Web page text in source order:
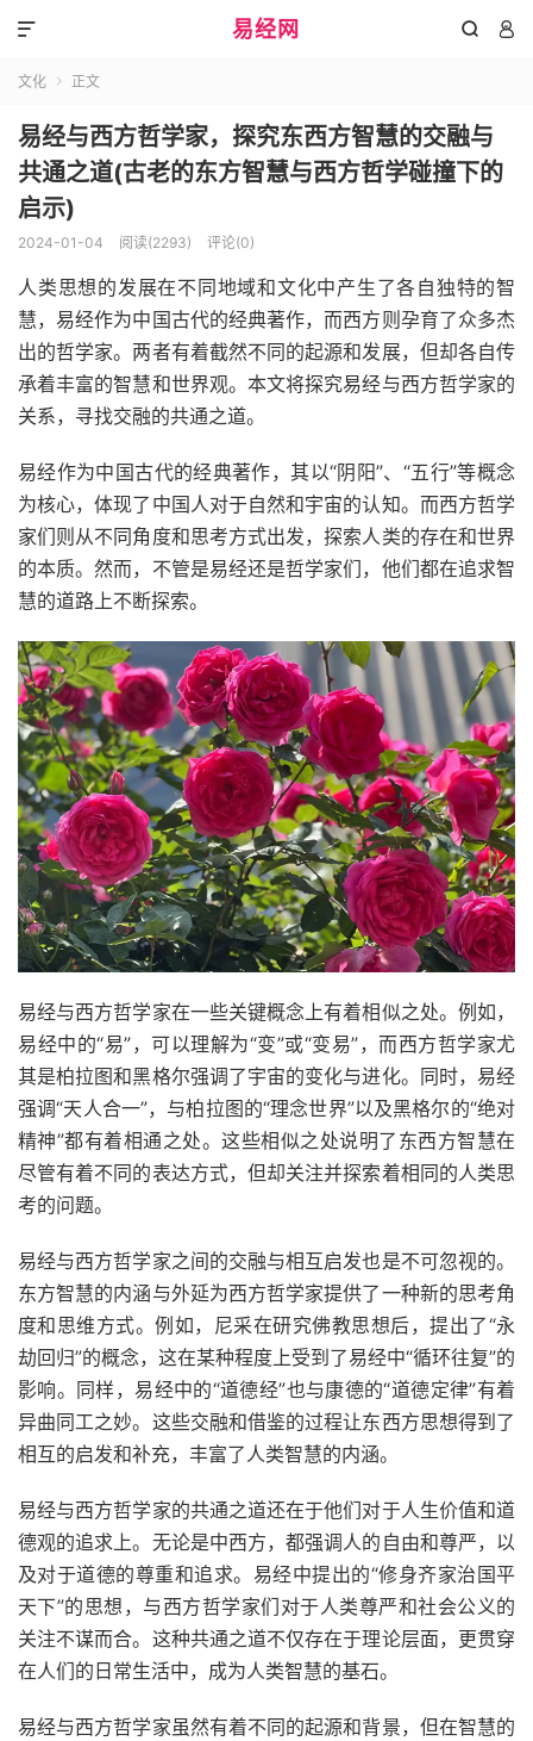
易经网  

文化  正文
易经与西方哲学家，探究东西方智慧的交融与
共通之道(古老的东方智慧与西方哲学碰撞下的
启示)
2024-01-04 阅读(2293) 评论(0)
人类思想的发展在不同地域和文化中产生了各自独特的智
慧，易经作为中国古代的经典著作，而西方则孕育了众多杰
出的哲学家。两者有着截然不同的起源和发展，但却各自传
承着丰富的智慧和世界观。本文将探究易经与西方哲学家的
关系，寻找交融的共通之道。
易经作为中国古代的经典著作，其以“阴阳”、“五行”等概念
为核心，体现了中国人对于自然和宇宙的认知。而西方哲学
家们则从不同角度和思考方式出发，探索人类的存在和世界
的本质。然而，不管是易经还是哲学家们，他们都在追求智
慧的道路上不断探索。
易经与西方哲学家在一些关键概念上有着相似之处。例如，
易经中的“易”，可以理解为“变”或“变易”，而西方哲学家尤
其是柏拉图和黑格尔强调了宇宙的变化与进化。同时，易经
强调“天人合一”，与柏拉图的“理念世界”以及黑格尔的“绝对
精神”都有着相通之处。这些相似之处说明了东西方智慧在
尽管有着不同的表达方式，但却关注并探索着相同的人类思
考的问题。
易经与西方哲学家之间的交融与相互启发也是不可忽视的。
东方智慧的内涵与外延为西方哲学家提供了一种新的思考角
度和思维方式。例如，尼采在研究佛教思想后，提出了“永
劫回归”的概念，这在某种程度上受到了易经中“循环往复”的
影响。同样，易经中的“道德经”也与康德的“道德定律”有着
异曲同工之妙。这些交融和借鉴的过程让东西方思想得到了
相互的启发和补充，丰富了人类智慧的内涵。
易经与西方哲学家的共通之道还在于他们对于人生价值和道
德观的追求上。无论是中西方，都强调人的自由和尊严，以
及对于道德的尊重和追求。易经中提出的“修身齐家治国平
天下”的思想，与西方哲学家们对于人类尊严和社会公义的
关注不谋而合。这种共通之道不仅存在于理论层面，更贯穿
在人们的日常生活中，成为人类智慧的基石。
易经与西方哲学家虽然有着不同的起源和背景，但在智慧的